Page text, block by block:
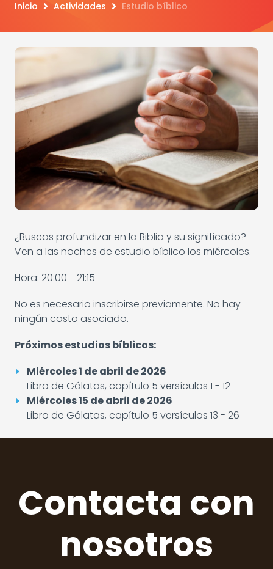
Inicio Actividades Estudio bíblico
¿Buscas profundizar en la Biblia y su significado?
Ven a las noches de estudio bíblico los miércoles.
Hora: 20:00 - 21:15
No es necesario inscribirse previamente. No hay
ningún costo asociado.
Próximos estudios bíblicos:
Miércoles 1 de abril de 2026
Libro de Gálatas, capítulo 5 versículos 1 - 12
Miércoles 15 de abril de 2026
Libro de Gálatas, capítulo 5 versículos 13 - 26
Contacta con
nosotros